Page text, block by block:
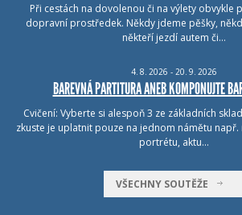
Při cestách na dovolenou či na výlety obvykle
dopravní prostředek. Někdy jdeme pěšky,
někteří jezdí autem či…
4. 8. 2026 - 20. 9. 2026
BAREVNÁ PARTITURA ANEB KOMPONUJTE
Cvičení: Vyberte si alespoň 3 ze základních
zkuste je uplatnit pouze na jednom námětu např.
portrétu, aktu…
VŠECHNY SOUTĚŽE